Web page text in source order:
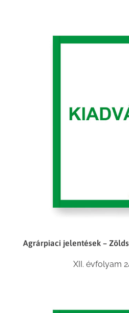
Agrárpiaci jelentések –
XII. évfolyam